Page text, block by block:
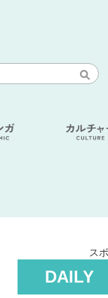
ス
DAILY